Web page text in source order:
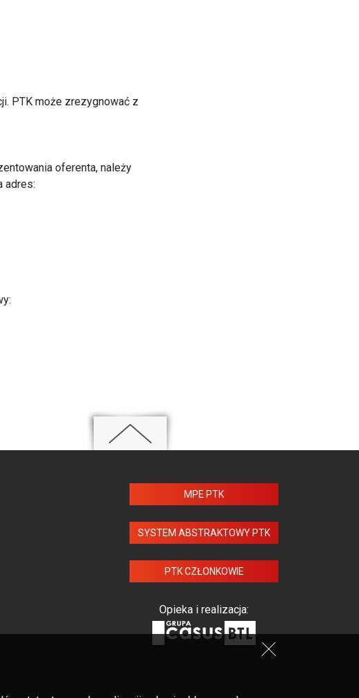
PTK może zrezygnować z
oferenta, należy
adres:
MPE PTK
SYSTEM ABSTRAKTOWY PTK
PTK CZŁONKOWIE
Opieka i realizacja: